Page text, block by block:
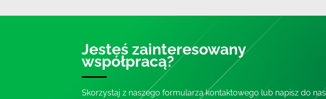
Jesteś zainteresowany
współpracą?
Skorzystaj z naszego formularza kontaktowego lub napisz do nas